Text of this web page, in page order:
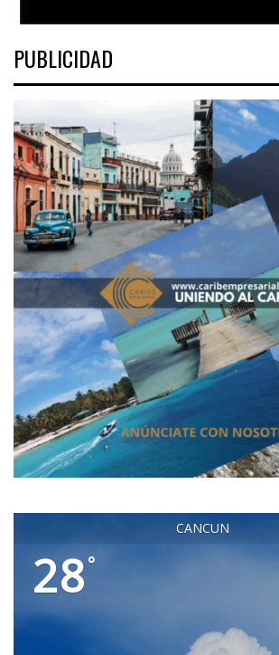
PUBLICIDAD
CANCUN
28°